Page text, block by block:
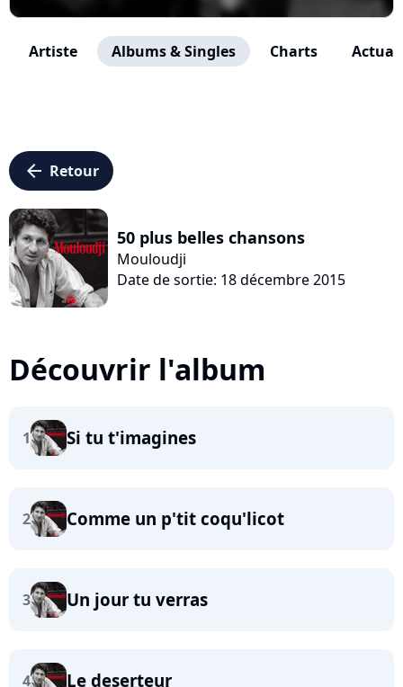
Artiste Albums & Singles Charts
arrow_left Retour
50 plus belles chansons
Mouloudji
Date de sortie: 18 décembre 2015
Découvrir l'album
1 Si tu t'imagines
2 Comme un p'tit coqu'licot
3 Un jour tu verras
4 Le deserteur